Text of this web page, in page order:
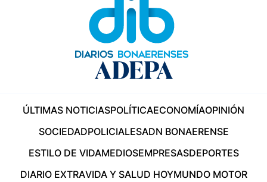
ÚLTIMAS NOTICIASPOLÍTICAECONOMÍAOPINIÓN
SOCIEDADPOLICIALESADN BONAERENSE
ESTILO DE VIDAMEDIOSEMPRESASDEPORTES
DIARIO EXTRAVIDA Y SALUD HOYMUNDO MOTOR